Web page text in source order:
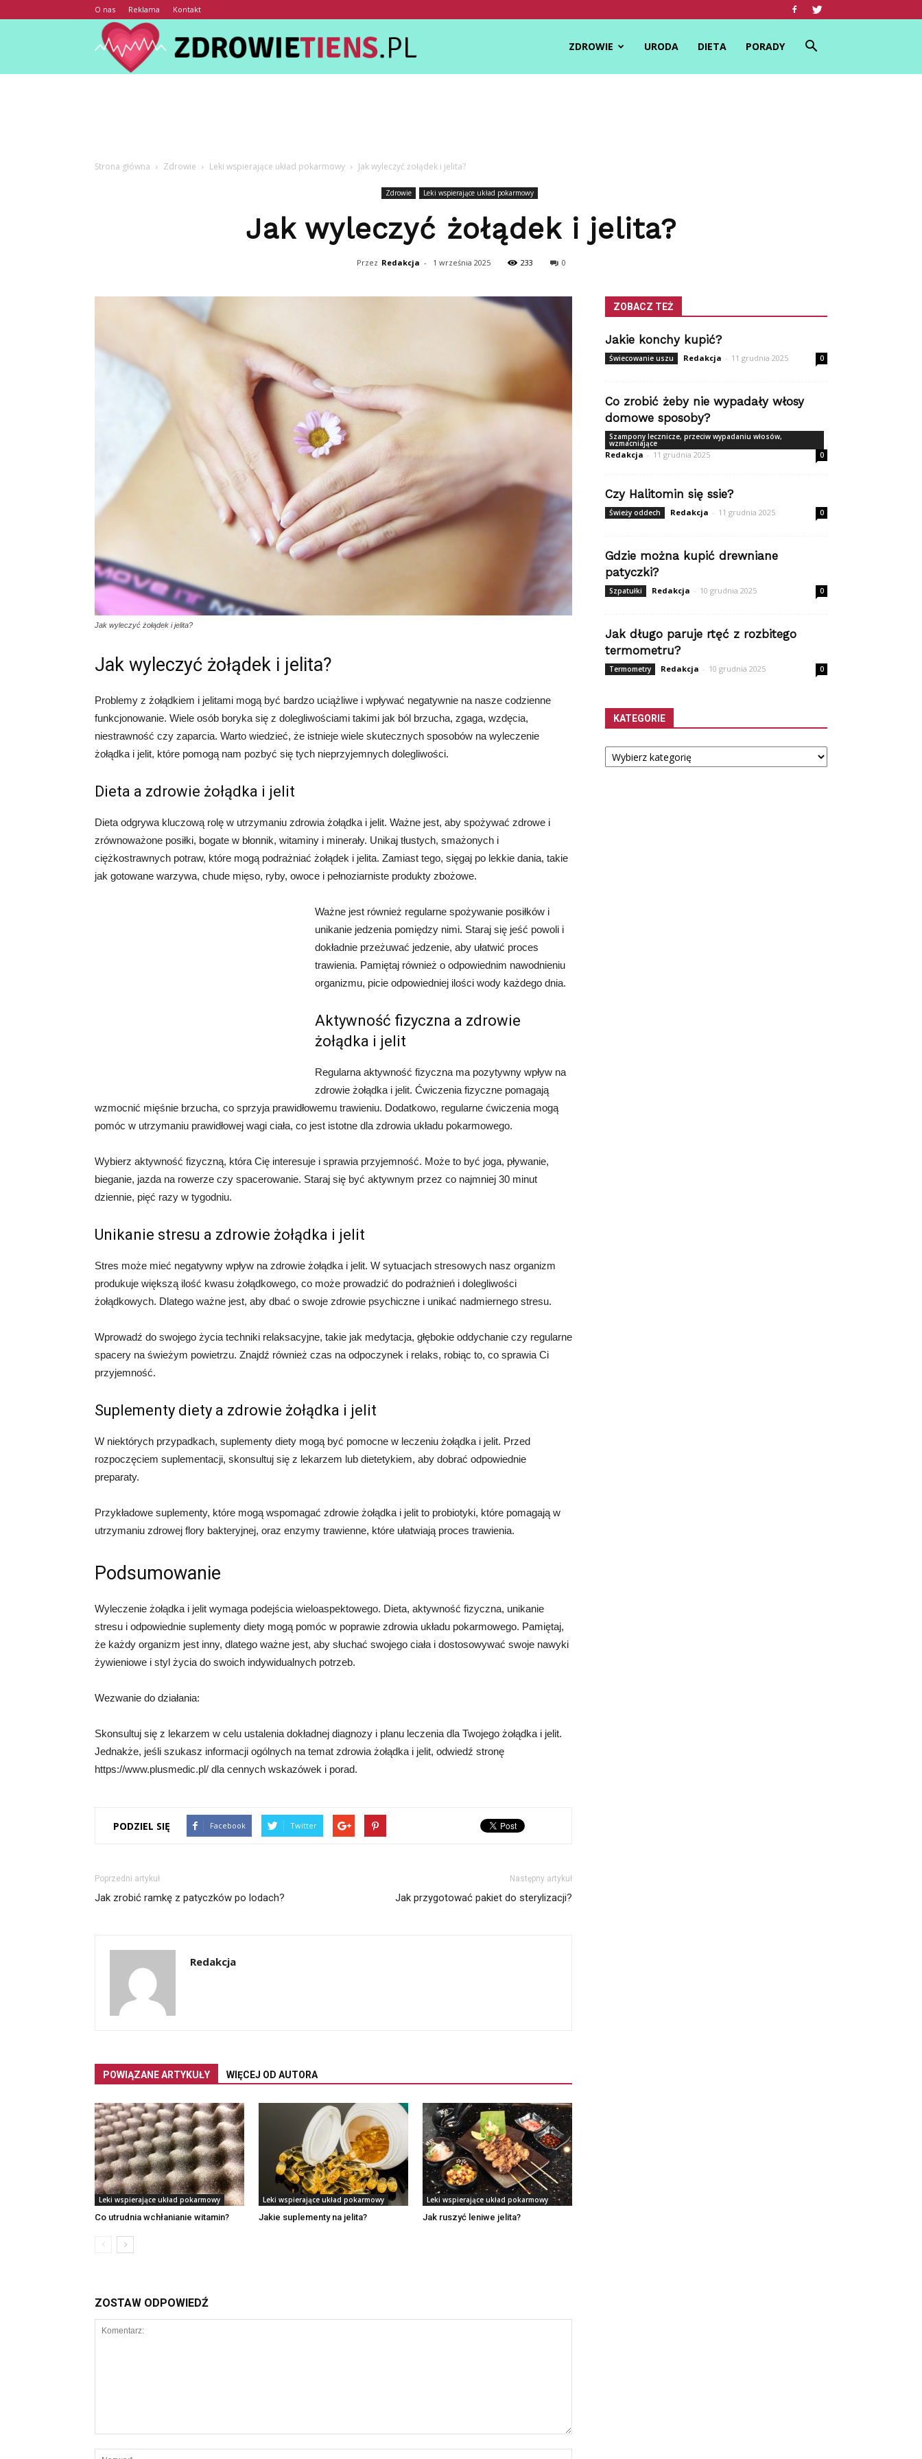
O nas Reklama Kontakt
ZDROWIE URODA DIETA PORADY
Strona główna Zdrowie Leki wspierające układ pokarmowy Jak wyleczyć żołądek i jelita?
Zdrowie Leki wspierające układ pokarmowy
Jak wyleczyć żołądek i jelita?
Przez Redakcja - 1 września 2025 233 0
Jak wyleczyć żołądek i jelita?
Jak wyleczyć żołądek i jelita?
Problemy z żołądkiem i jelitami mogą być bardzo uciążliwe i wpływać negatywnie na nasze codzienne
funkcjonowanie. Wiele osób boryka się z dolegliwościami takimi jak ból brzucha, zgaga, wzdęcia,
niestrawność czy zaparcia. Warto wiedzieć, że istnieje wiele skutecznych sposobów na wyleczenie
żołądka i jelit, które pomogą nam pozbyć się tych nieprzyjemnych dolegliwości.
Dieta a zdrowie żołądka i jelit
Dieta odgrywa kluczową rolę w utrzymaniu zdrowia żołądka i jelit. Ważne jest, aby spożywać zdrowe i
zrównoważone posiłki, bogate w błonnik, witaminy i minerały. Unikaj tłustych, smażonych i
ciężkostrawnych potraw, które mogą podrażniać żołądek i jelita. Zamiast tego, sięgaj po lekkie dania, takie
jak gotowane warzywa, chude mięso, ryby, owoce i pełnoziarniste produkty zbożowe.
Ważne jest również regularne spożywanie posiłków i
unikanie jedzenia pomiędzy nimi. Staraj się jeść powoli i
dokładnie przeżuwać jedzenie, aby ułatwić proces
trawienia. Pamiętaj również o odpowiednim nawodnieniu
organizmu, picie odpowiedniej ilości wody każdego dnia.
Aktywność fizyczna a zdrowie
żołądka i jelit
Regularna aktywność fizyczna ma pozytywny wpływ na
zdrowie żołądka i jelit. Ćwiczenia fizyczne pomagają
wzmocnić mięśnie brzucha, co sprzyja prawidłowemu trawieniu. Dodatkowo, regularne ćwiczenia mogą
pomóc w utrzymaniu prawidłowej wagi ciała, co jest istotne dla zdrowia układu pokarmowego.
Wybierz aktywność fizyczną, która Cię interesuje i sprawia przyjemność. Może to być joga, pływanie,
bieganie, jazda na rowerze czy spacerowanie. Staraj się być aktywnym przez co najmniej 30 minut
dziennie, pięć razy w tygodniu.
Unikanie stresu a zdrowie żołądka i jelit
Stres może mieć negatywny wpływ na zdrowie żołądka i jelit. W sytuacjach stresowych nasz organizm
produkuje większą ilość kwasu żołądkowego, co może prowadzić do podrażnień i dolegliwości
żołądkowych. Dlatego ważne jest, aby dbać o swoje zdrowie psychiczne i unikać nadmiernego stresu.
Wprowadź do swojego życia techniki relaksacyjne, takie jak medytacja, głębokie oddychanie czy regularne
spacery na świeżym powietrzu. Znajdź również czas na odpoczynek i relaks, robiąc to, co sprawia Ci
przyjemność.
Suplementy diety a zdrowie żołądka i jelit
W niektórych przypadkach, suplementy diety mogą być pomocne w leczeniu żołądka i jelit. Przed
rozpoczęciem suplementacji, skonsultuj się z lekarzem lub dietetykiem, aby dobrać odpowiednie
preparaty.
Przykładowe suplementy, które mogą wspomagać zdrowie żołądka i jelit to probiotyki, które pomagają w
utrzymaniu zdrowej flory bakteryjnej, oraz enzymy trawienne, które ułatwiają proces trawienia.
Podsumowanie
Wyleczenie żołądka i jelit wymaga podejścia wieloaspektowego. Dieta, aktywność fizyczna, unikanie
stresu i odpowiednie suplementy diety mogą pomóc w poprawie zdrowia układu pokarmowego. Pamiętaj,
że każdy organizm jest inny, dlatego ważne jest, aby słuchać swojego ciała i dostosowywać swoje nawyki
żywieniowe i styl życia do swoich indywidualnych potrzeb.
Wezwanie do działania:
Skonsultuj się z lekarzem w celu ustalenia dokładnej diagnozy i planu leczenia dla Twojego żołądka i jelit.
Jednakże, jeśli szukasz informacji ogólnych na temat zdrowia żołądka i jelit, odwiedź stronę
https://www.plusmedic.pl/ dla cennych wskazówek i porad.
PODZIEL SIĘ Facebook Twitter
Poprzedni artykuł
Jak zrobić ramkę z patyczków po lodach?
Następny artykuł
Jak przygotować pakiet do sterylizacji?
Redakcja
POWIĄZANE ARTYKUŁY WIĘCEJ OD AUTORA
Leki wspierające układ pokarmowy
Co utrudnia wchłanianie witamin?
Leki wspierające układ pokarmowy
Jakie suplementy na jelita?
Leki wspierające układ pokarmowy
Jak ruszyć leniwe jelita?
ZOSTAW ODPOWIEDŹ
ZOBACZ TEŻ
Jakie konchy kupić?
Świecowanie uszu Redakcja - 11 grudnia 2025 0
Co zrobić żeby nie wypadały włosy
domowe sposoby?
Szampony lecznicze, przeciw wypadaniu włosów,
wzmacniające
Redakcja - 11 grudnia 2025 0
Czy Halitomin się ssie?
Świeży oddech Redakcja - 11 grudnia 2025 0
Gdzie można kupić drewniane
patyczki?
Szpatułki Redakcja - 10 grudnia 2025 0
Jak długo paruje rtęć z rozbitego
termometru?
Termometry Redakcja - 10 grudnia 2025 0
KATEGORIE
Kategorie